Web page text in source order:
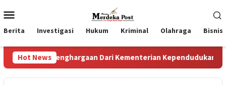
ke
kontenMobile
Berita Investigasi Hukum Kriminal Olahraga Bisnis
Hot News
Penghargaan Dari Kementerian Kependudukan Dan